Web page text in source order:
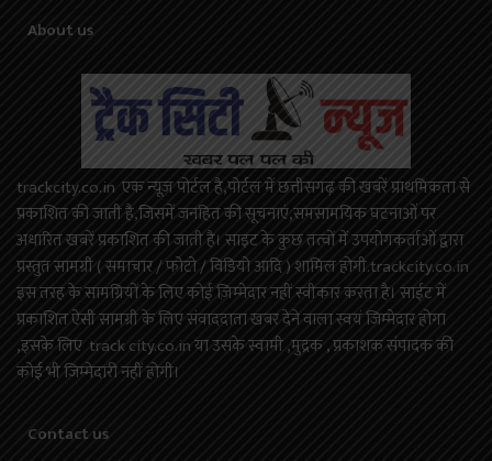
About us
trackcity.co.in एक न्यूज़ पोर्टल है,पोर्टल में छत्तीसगढ़ की खबरें प्राथमिकता से
प्रकाशित की जाती है,जिसमें जनहित की सूचनाएं,समसामयिक घटनाओं पर
अधारित खबरें प्रकाशित की जाती है। साइट के कुछ तत्वों में उपयोगकर्ताओं द्वारा
प्रस्तुत सामग्री ( समाचार / फोटो / विडियो आदि ) शामिल होगी.trackcity.co.in
इस तरह के सामग्रियों के लिए कोई ज़िम्मेदार नहीं स्वीकार करता है। साईट में
प्रकाशित ऐसी सामग्री के लिए संवाददाता खबर देने वाला स्वयं जिम्मेदार होगा
,इसके लिए track city.co.in या उसके स्वामी ,मुद्रक , प्रकाशक संपादक की
कोई भी जिम्मेदारी नहीं होगी।
Contact us